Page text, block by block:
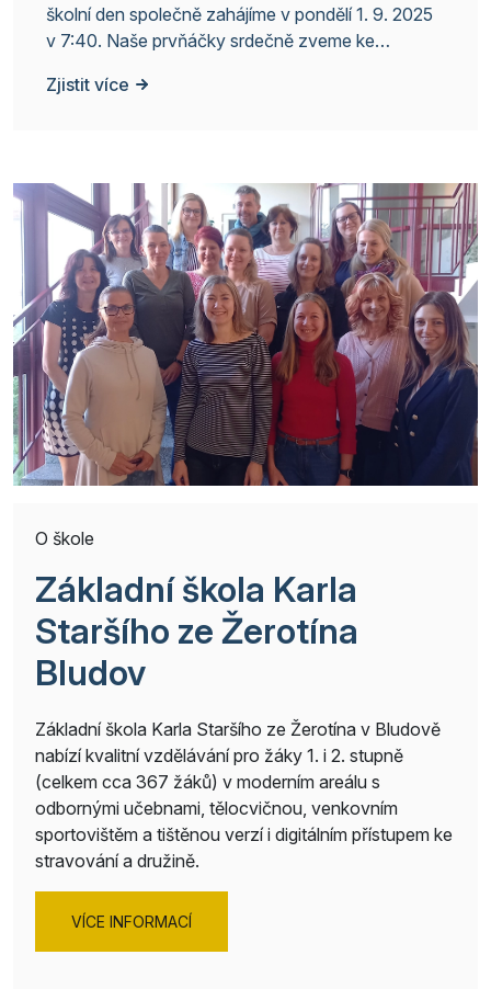
školní den společně zahájíme v pondělí 1. 9. 2025
v 7:40. Naše prvňáčky srdečně zveme ke
proběhne ve školní jídelně.Žáci 2.–9. ročníku zahájí
Zjistit více
O škole
Základní škola Karla
Staršího ze Žerotína
Bludov
Základní škola Karla Staršího ze Žerotína v Bludově
nabízí kvalitní vzdělávání pro žáky 1. i 2. stupně
(celkem cca 367 žáků) v moderním areálu s
odbornými učebnami, tělocvičnou, venkovním
sportovištěm a tištěnou verzí i digitálním přístupem ke
stravování a družině.
VÍCE INFORMACÍ